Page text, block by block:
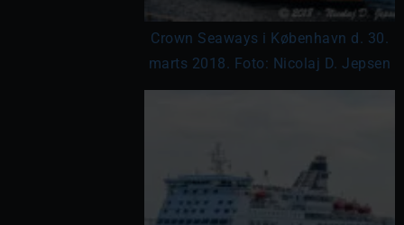
Crown Seaways i København d. 30.
marts 2018. Foto: Nicolaj D. Jepsen